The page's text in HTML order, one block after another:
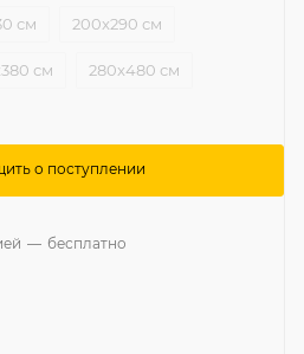
см 200x290 см
см 280x480 см
о поступлении
— бесплатно